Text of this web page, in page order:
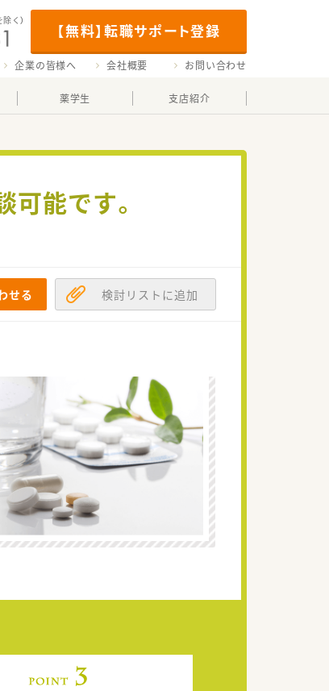
【無料】転職サポート登録
除く）
企業の皆様へ 会社概要 お問い合わせ
薬学生 支店紹介
能です。
せる 検討リストに追加